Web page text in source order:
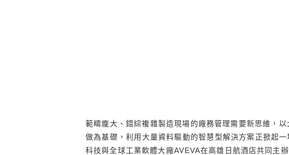
範疇龐大、錯綜複雜製造現場的廠務管理需要新思維，
做為基礎，利用大量資料驅動的智慧型解決方案正掀起
科技與全球工業軟體大廠AVEVA在高雄日航酒店共同主